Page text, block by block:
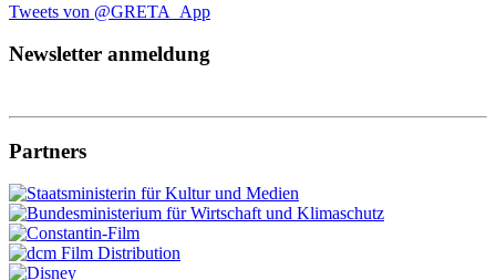
Tweets von @GRETA_App
Newsletter anmeldung
Partners